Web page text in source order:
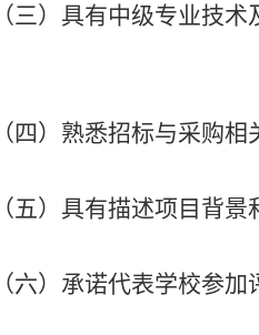
三）具有中级专业技术
四）熟悉招标与采购相
五）具有描述项目背景
六）承诺代表学校参加